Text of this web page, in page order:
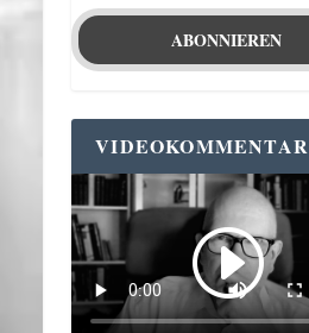
VIDEOKOMMENTAR